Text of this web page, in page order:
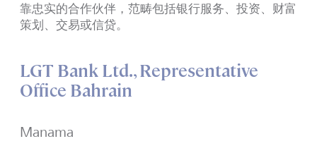
靠忠实的合作伙伴，范畴包括银行服务、投资、财富
策划、交易或信贷。
LGT Bank Ltd., Representative
Office Bahrain
Manama